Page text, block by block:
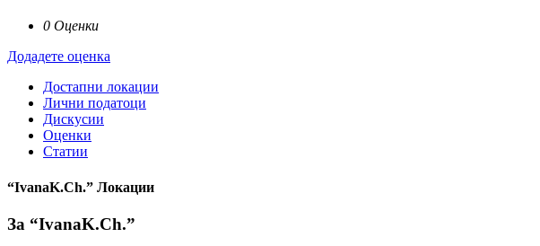
0 Оценки
Додадете оценка
Достапни локации
Лични податоци
Дискусии
Оценки
Статии
“IvanaK.Ch.” Локации
За “IvanaK.Ch.”